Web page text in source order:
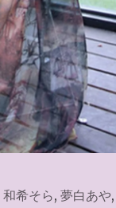
和希そら, 夢白あや,